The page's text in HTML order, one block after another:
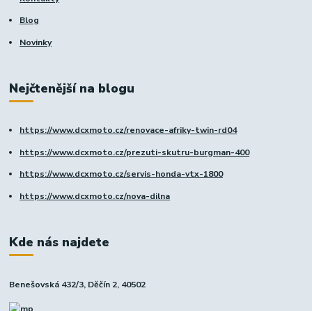
Blog
Novinky
Nejčtenější na blogu
https://www.dcxmoto.cz/renovace-afriky-twin-rd04
https://www.dcxmoto.cz/prezuti-skutru-burgman-400
https://www.dcxmoto.cz/servis-honda-vtx-1800
https://www.dcxmoto.cz/nova-dilna
Kde nás najdete
Benešovská 432/3, Děčín 2, 40502